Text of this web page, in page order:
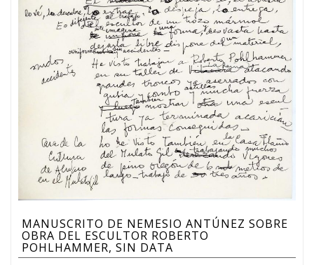
MANUSCRITO DE NEMESIO ANTÚNEZ SOBRE
OBRA DEL ESCULTOR ROBERTO
POHLHAMMER, SIN DATA